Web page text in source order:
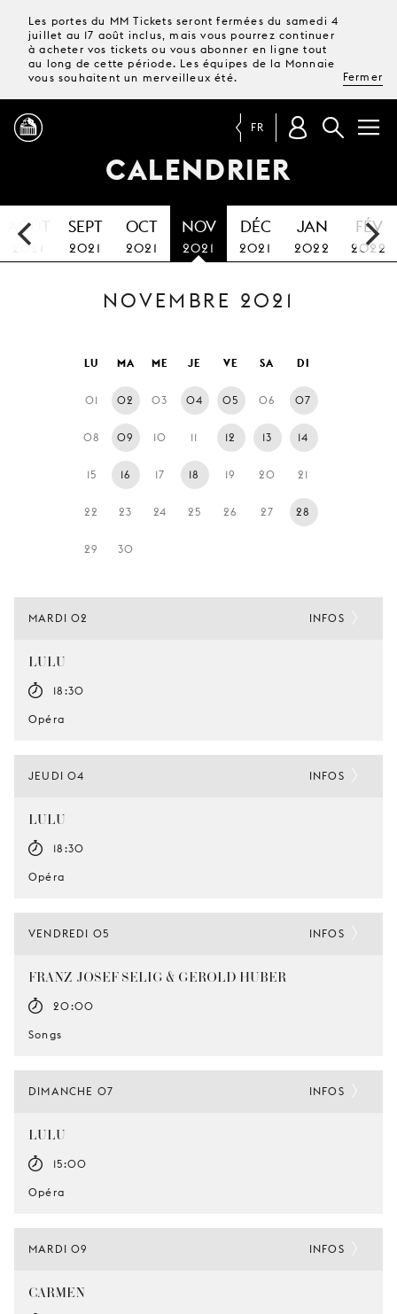
Les portes du MM Tickets seront fermées du samedi 4
juillet au 17 août inclus, mais vous pourrez continuer
à acheter vos tickets ou vous abonner en ligne tout
au long de cette période. Les équipes de la Monnaie
vous souhaitent un merveilleux été.
Fermer
PROGRAMME
MAGAZINE
TICKETS &
ABONNEMENTS
VISITE
JEUNE
PUBLIC
LA
MONNAIE
FR
CALENDRIER
AOÛT
2021
SEPT
2021
OCT
2021
NOV
2021
DÉC
2021
JAN
2022
FÉV
2022
NOVEMBRE 2021
LU MA ME JE VE SA DI
01 02 03 04 05 06 07
08 09 10 11 12 13 14
15 16 17 18 19 20 21
22 23 24 25 26 27 28
29 30
MARDI 02
LULU
18:30
Opéra
INFOS
JEUDI 04
LULU
18:30
Opéra
INFOS
VENDREDI 05
FRANZ-JOSEF SELIG & GEROLD HUBER
20:00
Songs
INFOS
DIMANCHE 07
LULU
15:00
Opéra
INFOS
MARDI 09
CARMEN
INFOS